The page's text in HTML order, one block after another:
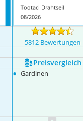
Tootaci Drahtseil
08/2026
5812 Bewertungen
Preis­vergleich
• Gardinen